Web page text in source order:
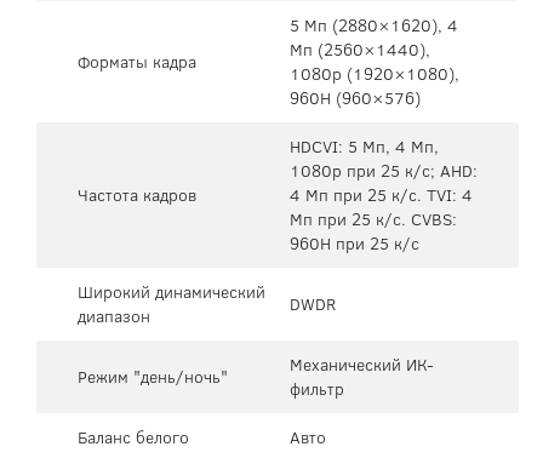
Форматы кадра
5 Mп (2880×1620), 4
Mп (2560×1440),
1080p (1920×1080),
960H (960×576)
Частота кадров
HDCVI: 5 Мп, 4 Мп,
1080p при 25 к/с; AHD:
4 Мп при 25 к/с. TVI: 4
Мп при 25 к/с. CVBS:
960H при 25 к/с
Широкий динамический
диапазон
DWDR
Режим "день/ночь"
Механический ИК-
фильтр
Баланс белого
Авто